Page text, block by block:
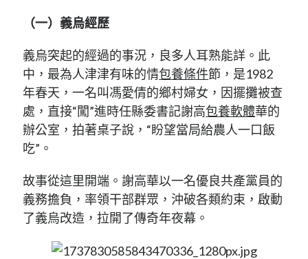
（一）義烏經歷
義烏突起的經過的事況，良多人耳熟能詳。此
中，最為人津津有味的情包養條件節，是1982
年春天，一名叫馮愛倩的鄉村婦女，因擺攤被查
處，直接“闖”進時任縣委書記謝高包養軟體華的
辦公室，拍著桌子說，“盼望當局給農人一口飯
吃”。
故事從這里開端。謝高華以一名優良共產黨員的
義務擔負，率領干部群眾，沖破各類約束，啟動
了義烏改造，拉開了傳奇年夜幕。